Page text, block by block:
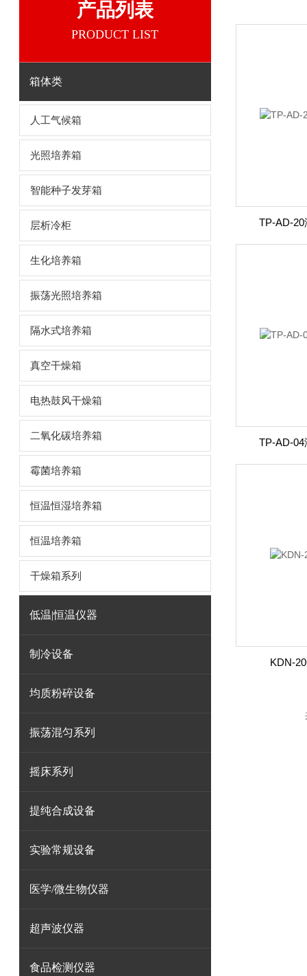
产品列表
PRODUCT LIST
箱体类
人工气候箱
光照培养箱
智能种子发芽箱
层析冷柜
生化培养箱
振荡光照培养箱
隔水式培养箱
真空干燥箱
电热鼓风干燥箱
二氧化碳培养箱
霉菌培养箱
恒温恒湿培养箱
恒温培养箱
干燥箱系列
低温|恒温仪器
制冷设备
均质粉碎设备
振荡混匀系列
摇床系列
提纯合成设备
实验常规设备
医学/微生物仪器
超声波仪器
食品检测仪器
TP-AD-
TP-AD-
KDN-